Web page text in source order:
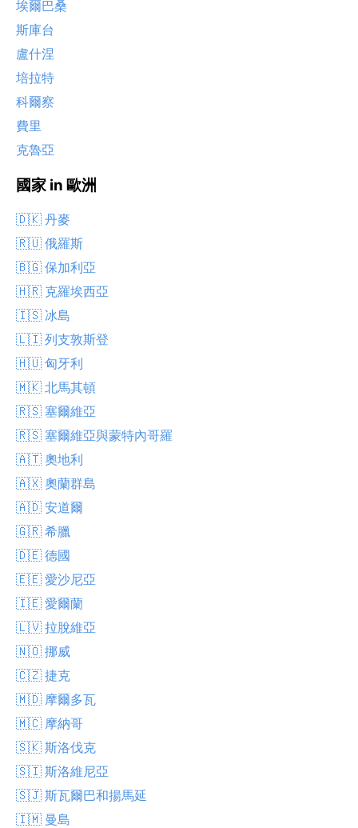
埃爾巴桑
斯庫台
盧什涅
培拉特
科爾察
費里
克魯亞
國家 in 歐洲
🇩🇰 丹麥
🇷🇺 俄羅斯
🇧🇬 保加利亞
🇭🇷 克羅埃西亞
🇮🇸 冰島
🇱🇮 列支敦斯登
🇭🇺 匈牙利
🇲🇰 北馬其頓
🇷🇸 塞爾維亞
🇷🇸 塞爾維亞與蒙特內哥羅
🇦🇹 奧地利
🇦🇽 奧蘭群島
🇦🇩 安道爾
🇬🇷 希臘
🇩🇪 德國
🇪🇪 愛沙尼亞
🇮🇪 愛爾蘭
🇱🇻 拉脫維亞
🇳🇴 挪威
🇨🇿 捷克
🇲🇩 摩爾多瓦
🇲🇨 摩納哥
🇸🇰 斯洛伐克
🇸🇮 斯洛維尼亞
🇸🇯 斯瓦爾巴和揚馬延
🇮🇲 曼島